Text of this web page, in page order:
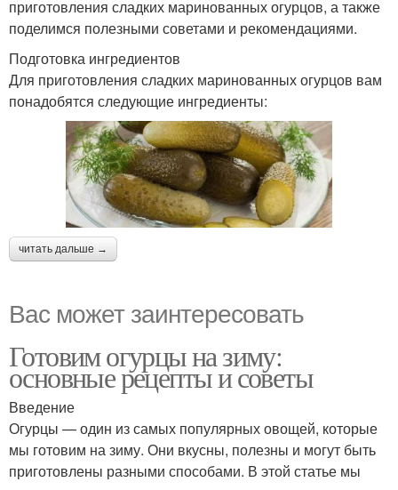
приготовления сладких маринованных огурцов, а также
поделимся полезными советами и рекомендациями.
Подготовка ингредиентов
Для приготовления сладких маринованных огурцов вам
понадобятся следующие ингредиенты:
читать дальше →
Вас может заинтересовать
Готовим огурцы на зиму:
основные рецепты и советы
Введение
Огурцы — один из самых популярных овощей, которые
мы готовим на зиму. Они вкусны, полезны и могут быть
приготовлены разными способами. В этой статье мы